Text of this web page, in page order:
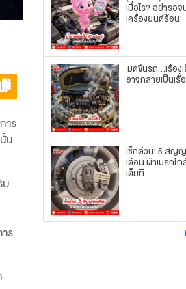
าร
น
บ
ร
เมื่อไร? อย่ารอจ
เครื่องยนต์ร้อน!
มดขึ้นรถ...เรื่อง
อาจกลายเป็นเรื่
เช็กด่วน! 5 สัญ
เตือน ผ้าเบรกใ
เต็มที